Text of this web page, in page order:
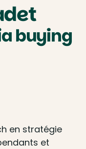
buying
en stratégie
et